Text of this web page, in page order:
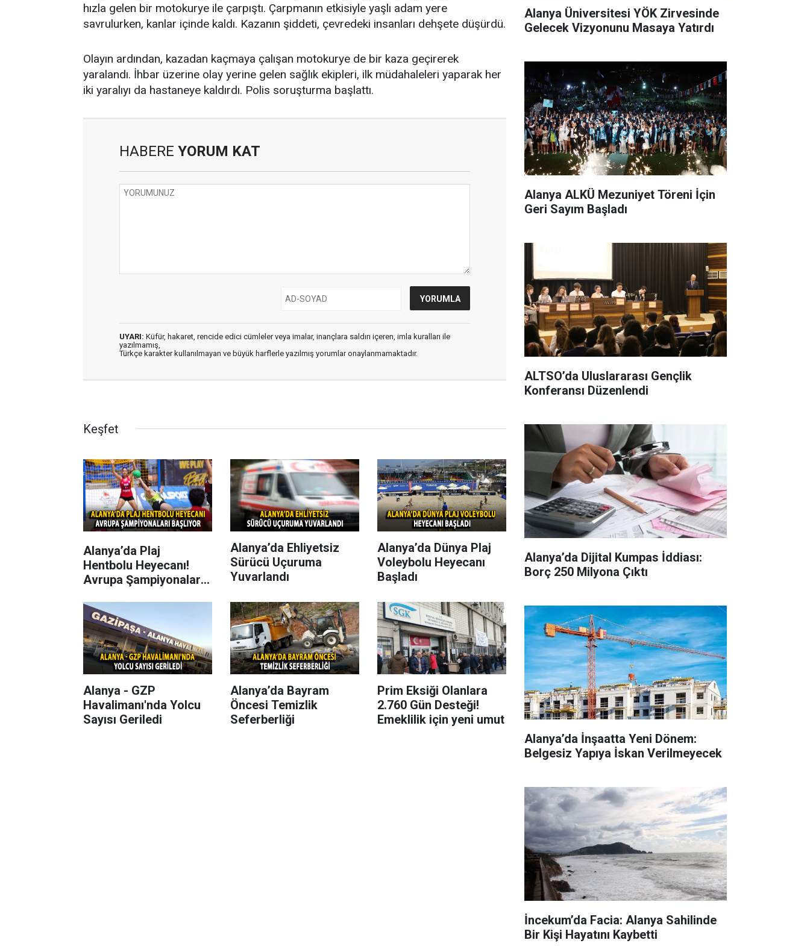
hızla gelen bir motokurye ile çarpıştı. Çarpmanın etkisiyle yaşlı adam yere
savrulurken, kanlar içinde kaldı. Kazanın şiddeti, çevredeki insanları dehşete düşürdü.
Olayın ardından, kazadan kaçmaya çalışan motokurye de bir kaza geçirerek
yaralandı. İhbar üzerine olay yerine gelen sağlık ekipleri, ilk müdahaleleri yaparak her
iki yaralıyı da hastaneye kaldırdı. Polis soruşturma başlattı.
HABERE YORUM KAT
UYARI: Küfür, hakaret, rencide edici cümleler veya imalar, inançlara saldırı içeren, imla kuralları ile
yazılmamış,
Türkçe karakter kullanılmayan ve büyük harflerle yazılmış yorumlar onaylanmamaktadır.
Keşfet
Alanya’da Plaj
Hentbolu Heyecanı!
Avrupa Şampiyonaları
Alanya’da Ehliyetsiz
Sürücü Uçuruma
Yuvarlandı
Alanya’da Dünya Plaj
Voleybolu Heyecanı
Başladı
Alanya - GZP
Havalimanı'nda Yolcu
Sayısı Geriledi
Alanya’da Bayram
Öncesi Temizlik
Seferberliği
Prim Eksiği Olanlara
2.760 Gün Desteği!
Emeklilik için yeni umut
Alanya Üniversitesi YÖK Zirvesinde
Gelecek Vizyonunu Masaya Yatırdı
Alanya ALKÜ Mezuniyet Töreni İçin
Geri Sayım Başladı
ALTSO’da Uluslararası Gençlik
Konferansı Düzenlendi
Alanya’da Dijital Kumpas İddiası:
Borç 250 Milyona Çıktı
Alanya’da İnşaatta Yeni Dönem:
Belgesiz Yapıya İskan Verilmeyecek
İncekum’da Facia: Alanya Sahilinde
Bir Kişi Hayatını Kaybetti